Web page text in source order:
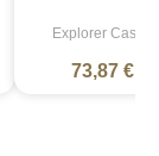
Explorer Cases
73,87 €